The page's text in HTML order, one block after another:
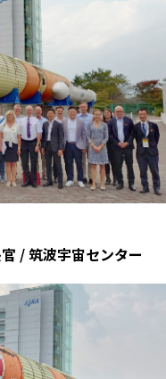
/ 筑波宇宙センター